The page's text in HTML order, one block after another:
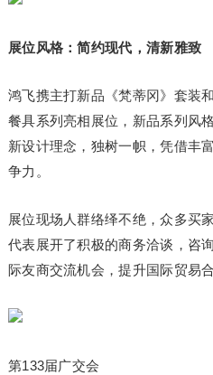
展位风格：简约现代，清新雅致
鸿飞携主打新品《梵蒂冈》套装
餐具系列亮相展位，新品系列风
新设计理念，独树一帜，凭借丰
争力。
展位现场人群络绎不绝，众多买
代表展开了积极的商务洽谈，咨
际友商交流机会，提升国际贸易合
第133届广交会